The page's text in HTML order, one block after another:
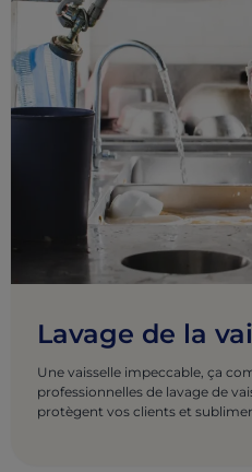
Lavage de la
Une vaisselle impeccable, ça
professionnelles de lavage de
protègent vos clients et